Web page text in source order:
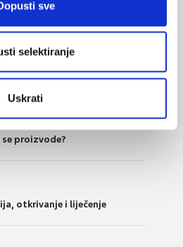
sve
selektiranje
Uskrati
i gastrointestinalna
proizvode?
otkrivanje i liječenje